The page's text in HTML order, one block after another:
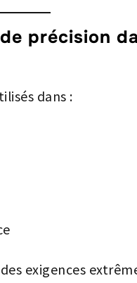
précision
dans :
exigences